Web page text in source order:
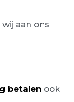
aan ons
betalen ook